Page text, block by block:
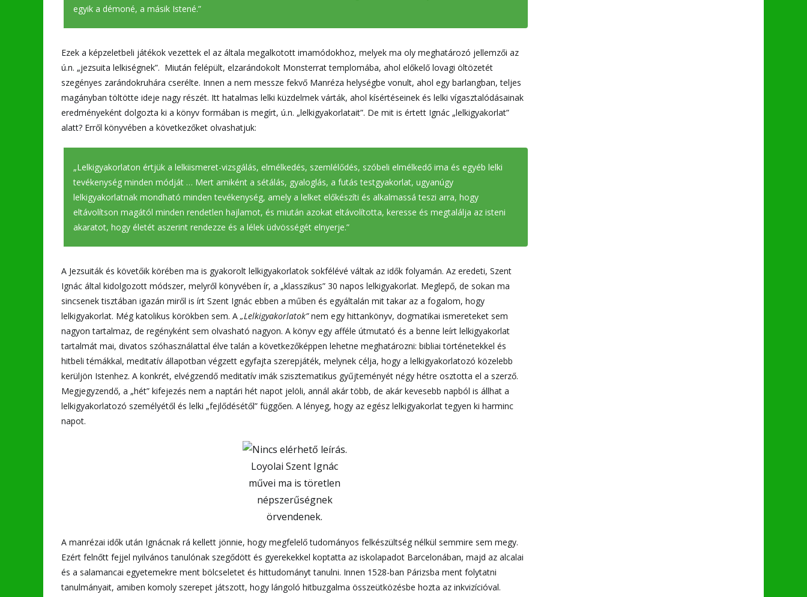
egyik a démoné, a másik Istené.”
Ezek a képzeletbeli játékok vezettek el az általa megalkotott imamódokhoz, melyek ma oly meghatározó jellemzői az
ú.n. „jezsuita lelkiségnek”. Miután felépült, elzarándokolt Monsterrat templomába, ahol előkelő lovagi öltözetét
szegényes zarándokruhára cserélte. Innen a nem messze fekvő Manréza helységbe vonult, ahol egy barlangban, teljes
magányban töltötte ideje nagy részét. Itt hatalmas lelki küzdelmek várták, ahol kísértéseinek és lelki vígasztalódásainak
eredményeként dolgozta ki a könyv formában is megírt, ú.n. „lelkigyakorlatait”. De mit is értett Ignác „lelkigyakorlat”
alatt? Erről könyvében a következőket olvashatjuk:
„Lelkigyakorlaton értjük a lelkiismeret-vizsgálás, elmélkedés, szemlélődés, szóbeli elmélkedő ima és egyéb lelki
tevékenység minden módját … Mert amiként a sétálás, gyaloglás, a futás testgyakorlat, ugyanúgy
lelkigyakorlatnak mondható minden tevékenység, amely a lelket előkészíti és alkalmassá teszi arra, hogy
eltávolítson magától minden rendetlen hajlamot, és miután azokat eltávolította, keresse és megtalálja az isteni
akaratot, hogy életét aszerint rendezze és a lélek üdvösségét elnyerje.”
A Jezsuiták és követőik körében ma is gyakorolt lelkigyakorlatok sokfélévé váltak az idők folyamán. Az eredeti, Szent
Ignác által kidolgozott módszer, melyről könyvében ír, a „klasszikus” 30 napos lelkigyakorlat. Meglepő, de sokan ma
sincsenek tisztában igazán miről is írt Szent Ignác ebben a műben és egyáltalán mit takar az a fogalom, hogy
lelkigyakorlat. Még katolikus körökben sem. A „Lelkigyakorlatok”nem egy hittankönyv, dogmatikai ismereteket sem
nagyon tartalmaz, de regényként sem olvasható nagyon. A könyv egy afféle útmutató és a benne leírt lelkigyakorlat
tartalmát mai, divatos szóhasználattal élve talán a következőképpen lehetne meghatározni: bibliai történetekkel és
hitbeli témákkal, meditatív állapotban végzett egyfajta szerepjáték, melynek célja, hogy a lelkigyakorlatozó közelebb
kerüljön Istenhez. A konkrét, elvégzendő meditatív imák szisztematikus gyűjteményét négy hétre osztotta el a szerző.
Megjegyzendő, a „hét” kifejezés nem a naptári hét napot jelöli, annál akár több, de akár kevesebb napból is állhat a
lelkigyakorlatozó személyétől és lelki „fejlődésétől” függően. A lényeg, hogy az egész lelkigyakorlat tegyen ki harminc
napot.
Loyolai Szent Ignác
művei ma is töretlen
népszerűségnek
örvendenek.
A manrézai idők után Ignácnak rá kellett jönnie, hogy megfelelő tudományos felkészültség nélkül semmire sem megy.
Ezért felnőtt fejjel nyilvános tanulónak szegődött és gyerekekkel koptatta az iskolapadot Barcelonában, majd az alcalai
és a salamancai egyetemekre ment bölcseletet és hittudományt tanulni. Innen 1528-ban Párizsba ment folytatni
tanulmányait, amiben komoly szerepet játszott, hogy lángoló hitbuzgalma összeütközésbe hozta az inkvizícióval.